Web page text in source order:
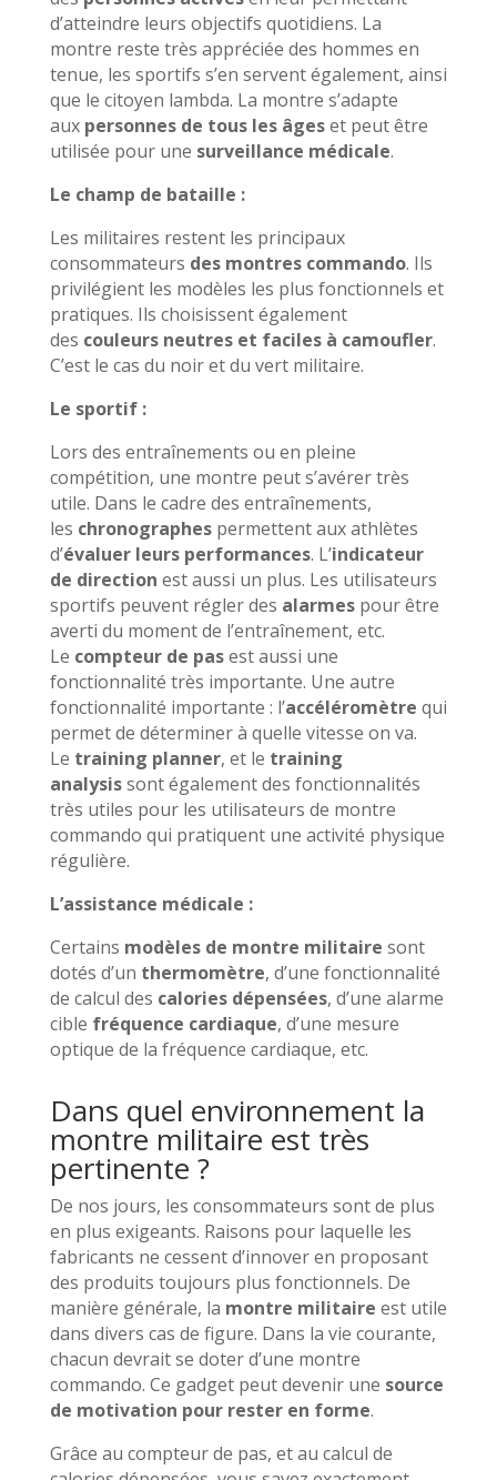
d’atteindre leurs objectifs quotidiens. La
montre reste très appréciée des hommes en
tenue, les sportifs s’en servent également, ainsi
que le citoyen lambda. La montre s’adapte
aux personnes de tous les âgeset peut être
utilisée pour une surveillance médicale.
Le champ de bataille :
Les militaires restent les principaux
consommateurs des montres commando. Ils
privilégient les modèles les plus fonctionnels et
pratiques. Ils choisissent également
des couleurs neutres et faciles à camoufler.
C’est le cas du noir et du vert militaire.
Le sportif :
Lors des entraînements ou en pleine
compétition, une montre peut s’avérer très
utile. Dans le cadre des entraînements,
les chronographes permettent aux athlètes
d’évaluer leurs performances. L’indicateur
de direction est aussi un plus. Les utilisateurs
sportifs peuvent régler des alarmes pour être
averti du moment de l’entraînement, etc.
Le compteur de pasest aussi une
fonctionnalité très importante. Une autre
fonctionnalité importante : l’accéléromètre qui
permet de déterminer à quelle vitesse on va.
Le training planner, et le training
analysissont également des fonctionnalités
très utiles pour les utilisateurs de montre
commando qui pratiquent une activité physique
régulière.
L’assistance médicale :
Certains modèles de montre militaire sont
dotés d’un thermomètre, d’une fonctionnalité
de calcul des calories dépensées, d’une alarme
cible fréquence cardiaque, d’une mesure
optique de la fréquence cardiaque, etc.
Dans quel environnement la
montre militaire est très
pertinente ?
De nos jours, les consommateurs sont de plus
en plus exigeants. Raisons pour laquelle les
fabricants ne cessent d’innover en proposant
des produits toujours plus fonctionnels. De
manière générale, la montre militaire est utile
dans divers cas de figure. Dans la vie courante,
chacun devrait se doter d’une montre
commando. Ce gadget peut devenir une source
de motivation pour rester en forme.
Grâce au compteur de pas, et au calcul de